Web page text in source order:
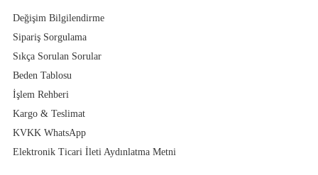
Değişim Bilgilendirme
Sipariş Sorgulama
Sıkça Sorulan Sorular
Beden Tablosu
İşlem Rehberi
Kargo & Teslimat
KVKK WhatsApp
Elektronik Ticari İleti Aydınlatma Metni